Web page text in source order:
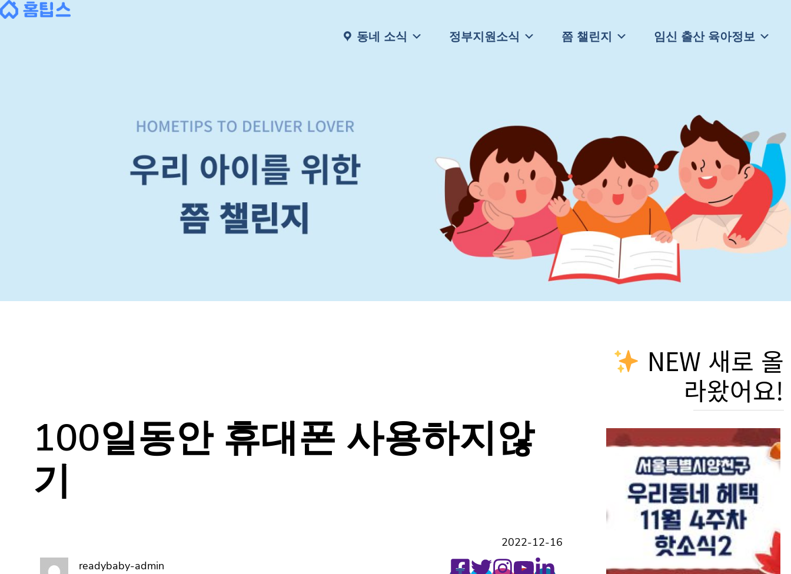
콘
동네 소식 정부지원소식 쯤 챌린지 임신 출산 육아정보
100일동안 휴대폰 사용하지않
기
2022-12-16
readybaby-admin
NEW 새로 올
라왔어요!